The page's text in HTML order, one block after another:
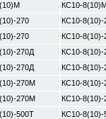
КС10-
270
КС10-8(10)-
270
КС10-8(10)-
270Д
КС10-8(10)-
270Д
КС10-8(10)-
270М
КС10-
270М
КС10-
500Т
КС10-8(10)-